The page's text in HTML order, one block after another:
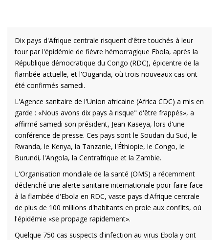
Dix pays d'Afrique centrale risquent d'être touchés à leur
tour par l'épidémie de fièvre hémorragique Ebola, après la
République démocratique du Congo (RDC), épicentre de la
flambée actuelle, et l'Ouganda, où trois nouveaux cas ont
été confirmés samedi.
L'Agence sanitaire de l'Union africaine (Africa CDC) a mis en
garde : «Nous avons dix pays à risque" d'être frappés», a
affirmé samedi son président, Jean Kaseya, lors d'une
conférence de presse. Ces pays sont le Soudan du Sud, le
Rwanda, le Kenya, la Tanzanie, l'Éthiopie, le Congo, le
Burundi, l'Angola, la Centrafrique et la Zambie.
L'Organisation mondiale de la santé (OMS) a récemment
déclenché une alerte sanitaire internationale pour faire face
à la flambée d'Ebola en RDC, vaste pays d'Afrique centrale
de plus de 100 millions d'habitants en proie aux conflits, où
l'épidémie «se propage rapidement».
Quelque 750 cas suspects d'infection au virus Ebola y ont